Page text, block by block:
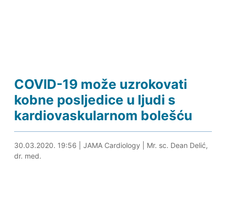
COVID-19 može uzrokovati
kobne posljedice u ljudi s
kardiovaskularnom bolešću
30.03.2020. 21:53
30.03.2020. 19:56 JAMA Cardiology
Mr. sc. Dean Delić,
dr. med.